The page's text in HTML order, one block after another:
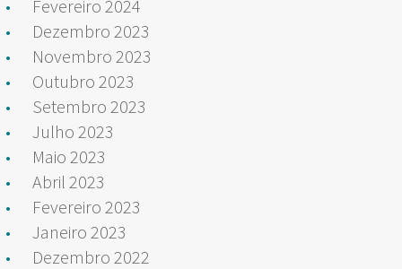
Fevereiro 2024
Dezembro 2023
Novembro 2023
Outubro 2023
Setembro 2023
Julho 2023
Maio 2023
Abril 2023
Fevereiro 2023
Janeiro 2023
Dezembro 2022